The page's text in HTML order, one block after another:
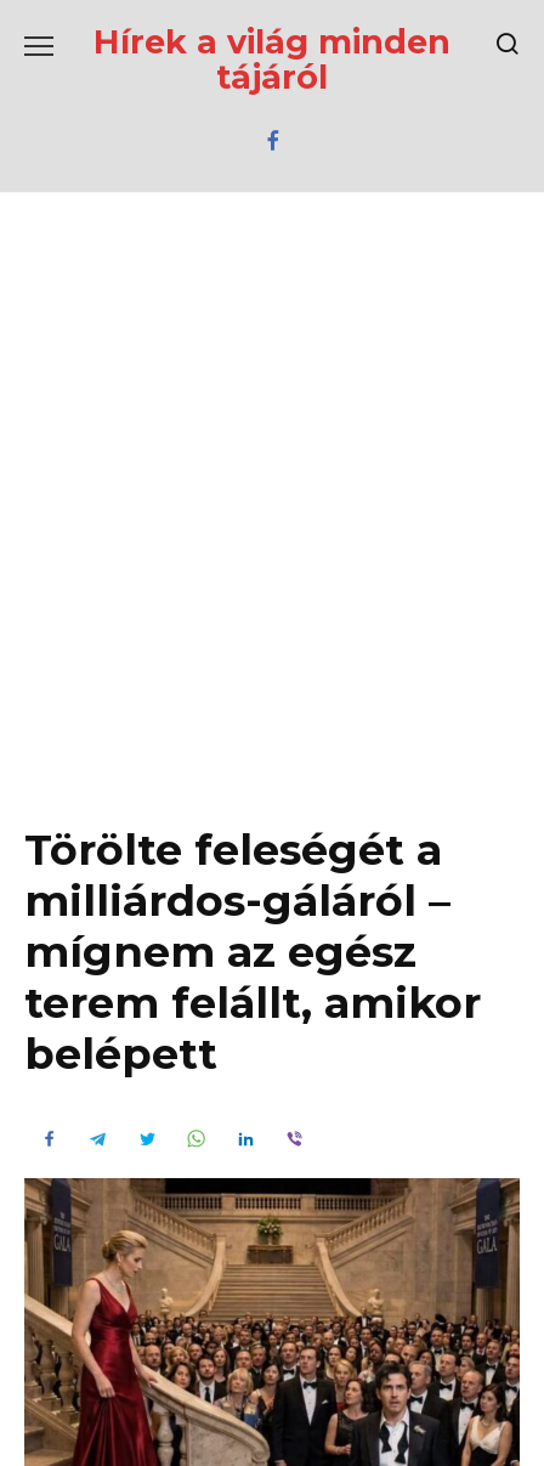
содержаниюHírek a világ minden
tájáról
Törölte feleségét a
milliárdos-gáláról –
mígnem az egész
terem felállt, amikor
belépett